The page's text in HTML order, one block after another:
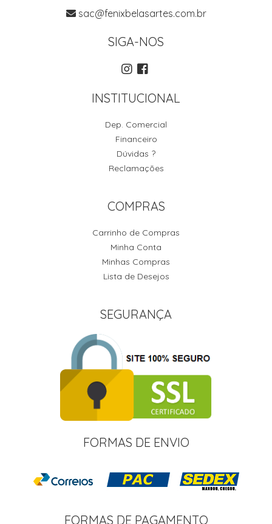
sac@fenixbelasartes.com.br
SIGA-NOS
INSTITUCIONAL
Dep. Comercial
Financeiro
Dúvidas ?
Reclamações
COMPRAS
Carrinho de Compras
Minha Conta
Minhas Compras
Lista de Desejos
SEGURANÇA
FORMAS DE ENVIO
FORMAS DE PAGAMENTO